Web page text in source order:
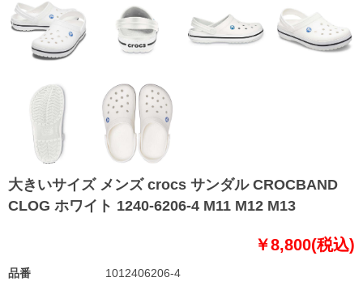
大きいサイズ メンズ crocs サンダル CROCBAND
CLOG ホワイト 1240-6206-4 M11 M12 M13
￥8,800(税込)
品番 1012406206-4